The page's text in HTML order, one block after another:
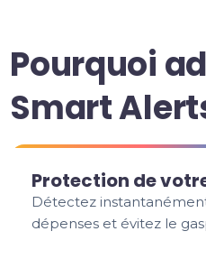
Pourquoi
Smart
Protection de
Détectez
dépenses et évitez le